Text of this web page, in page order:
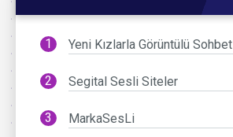
Yeni Kızlarla Görüntülü Sohbet
Segital Sesli Siteler
MarkaSesLi